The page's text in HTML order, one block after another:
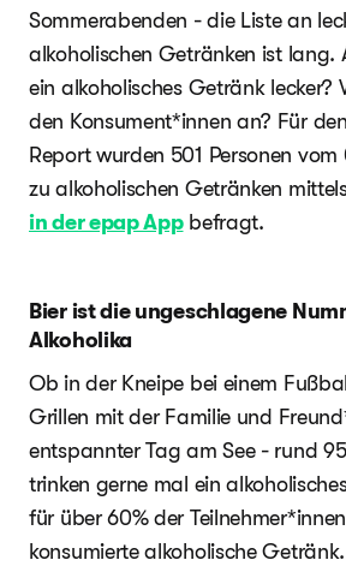
Sommerabenden - die Liste an
alkoholischen Getränken ist lang.
ein alkoholisches Getränk lecker?
den Konsument*innen an? Für
Report wurden 501 Personen
zu alkoholischen Getränken
in der epap Appbefragt.
Bier ist die ungeschlagene
Alkoholika
Ob in der Kneipe bei einem
Grillen mit der Familie und
entspannter Tag am See - rund
trinken gerne mal ein
für über 60% der
konsumierte alkoholische